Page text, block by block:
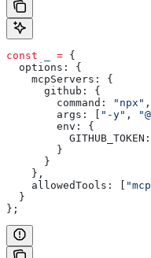
const = {
  options:
{
    mcpServers:
{
      github:
{
        command:
"npx" ,
        args:
"-y" ,
        env:
{
          GITHUB_TOKEN:
        }
      }
    },
    allowedTools:
  }
};